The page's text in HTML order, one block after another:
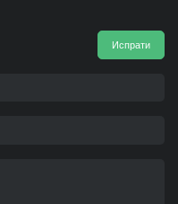
Испрати